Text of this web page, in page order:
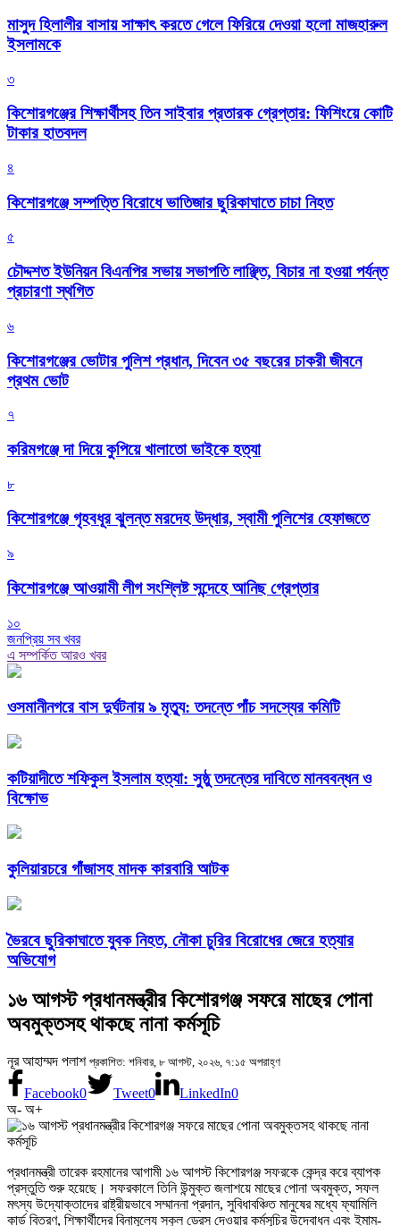
মাসুদ হিলালীর বাসায় সাক্ষাৎ করতে গেলে ফিরিয়ে দেওয়া হলো মাজহারুল
ইসলামকে
৩
কিশোরগঞ্জের শিক্ষার্থীসহ তিন সাইবার প্রতারক গ্রেপ্তার: ফিশিংয়ে কোটি
টাকার হাতবদল
৪
কিশোরগঞ্জে সম্পত্তি বিরোধে ভাতিজার ছুরিকাঘাতে চাচা নিহত
৫
চৌদ্দশত ইউনিয়ন বিএনপির সভায় সভাপতি লাঞ্ছিত, বিচার না হওয়া পর্যন্ত
প্রচারণা স্থগিত
৬
কিশোরগঞ্জের ভোটার পুলিশ প্রধান, দিবেন ৩৫ বছরের চাকরী জীবনে
প্রথম ভোট
৭
করিমগঞ্জে দা দিয়ে কুপিয়ে খালাতো ভাইকে হত্যা
৮
কিশোরগঞ্জে গৃহবধূর ঝুলন্ত মরদেহ উদ্ধার, স্বামী পুলিশের হেফাজতে
৯
কিশোরগঞ্জে আওয়ামী লীগ সংশ্লিষ্ট সন্দেহে আনিছ গ্রেপ্তার
১০
জনপ্রিয় সব খবর
এ সম্পর্কিত আরও খবর
ওসমানীনগরে বাস দুর্ঘটনায় ৯ মৃত্যু: তদন্তে পাঁচ সদস্যের কমিটি
কটিয়াদীতে শফিকুল ইসলাম হত্যা: সুষ্ঠু তদন্তের দাবিতে মানববন্ধন ও
বিক্ষোভ
কুলিয়ারচরে গাঁজাসহ মাদক কারবারি আটক
ভৈরবে ছুরিকাঘাতে যুবক নিহত, নৌকা চুরির বিরোধের জেরে হত্যার
অভিযোগ
১৬ আগস্ট প্রধানমন্ত্রীর কিশোরগঞ্জ সফরে মাছের পোনা
অবমুক্তসহ থাকছে নানা কর্মসূচি
নূর আহাম্মদ পলাশ প্রকাশিত: শনিবার, ৮ আগস্ট, ২০২৬, ৭:১৫ অপরাহ্ণ
Facebook0 Tweet0 LinkedIn0
অ- অ+
প্রধানমন্ত্রী তারেক রহমানের আগামী ১৬ আগস্ট কিশোরগঞ্জ সফরকে কেন্দ্র করে ব্যাপক
প্রস্তুতি শুরু হয়েছে। সফরকালে তিনি উন্মুক্ত জলাশয়ে মাছের পোনা অবমুক্ত, সফল
মৎস্য উদ্যোক্তাদের রাষ্ট্রীয়ভাবে সম্মাননা প্রদান, সুবিধাবঞ্চিত মানুষের মধ্যে ফ্যামিলি
কার্ড বিতরণ, শিক্ষার্থীদের বিনামূল্যে স্কুল ড্রেস দেওয়ার কর্মসূচির উদ্বোধন এবং ইমাম-